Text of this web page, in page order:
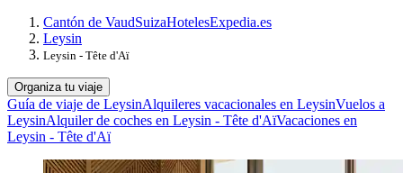
Cantón de VaudSuizaHotelesExpedia.es
Leysin
Leysin - Tête d'Aï
Organiza tu viaje
Guía de viaje de LeysinAlquileres vacacionales en LeysinVuelos a
LeysinAlquiler de coches en Leysin - Tête d'AïVacaciones en
Leysin - Tête d'Aï